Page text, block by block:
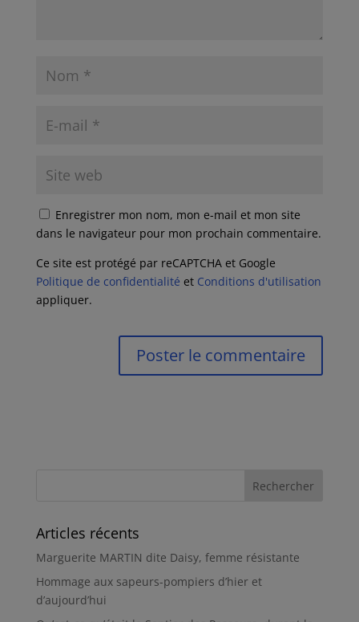
Enregistrer mon nom, mon e-mail et mon site
dans le navigateur pour mon prochain commentaire.
Ce site est protégé par reCAPTCHA et Google
Politique de confidentialité et Conditions d'utilisation
appliquer.
Articles récents
Marguerite MARTIN dite Daisy, femme résistante
Hommage aux sapeurs-pompiers d’hier et
d’aujourd’hui